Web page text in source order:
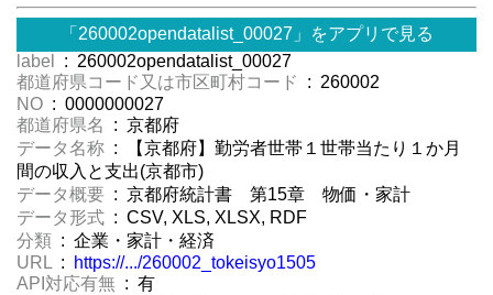
「260002opendatalist_00027」をアプリで見る
label
: 260002opendatalist_00027
都道府県コード又は市区町村コード
: 260002
NO : 0000000027
都道府県名
: 京都府
データ名称 : 【京都府】勤労者世帯１世帯当たり１か月
間の収入と支出(京都市)
データ概要 : 京都府統計書 第15章 物価・家計
データ形式 : CSV, XLS, XLSX, RDF
分類 : 企業・家計・経済
URL :
https://.../260002_tokeisyo1505
API対応有無 : 有